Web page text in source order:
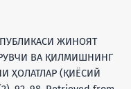
ЖИНОЯТ
ВА ҚИЛМИШНИНГ
ҲОЛАТЛАР (ҚИЁСИЙ